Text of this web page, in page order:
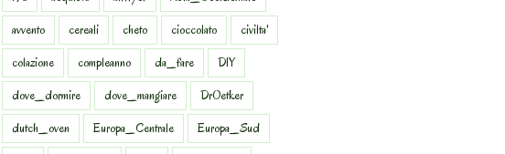
avvento
cereali cheto cioccolato
civilta'
colazione
compleanno da_fare
DIY
dove_dormire
dove_mangiare
DrOetker
dutch_oven
Europa_Centrale
Europa_Sud